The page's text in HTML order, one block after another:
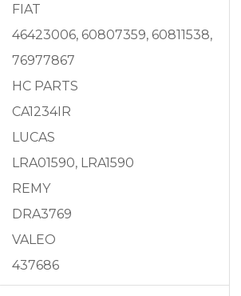
FIAT
46423006, 60807359, 60811538,
76977867
HC PARTS
CA1234IR
LUCAS
LRA01590, LRA1590
REMY
DRA3769
VALEO
437686